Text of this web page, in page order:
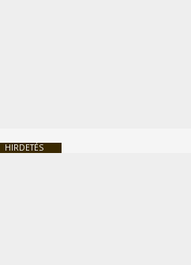
HIRDETÉS